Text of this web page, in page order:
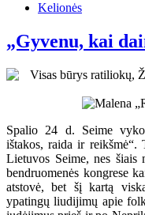
Kelionės
„Gyvenu, kai
Spalio 24 d. Seime
ištakos, raida ir reikšmė“.
Lietuvos Seime, nes
bendruomenės kongrese
atstovė, bet šį kartą
ypatingų liudijimų apie